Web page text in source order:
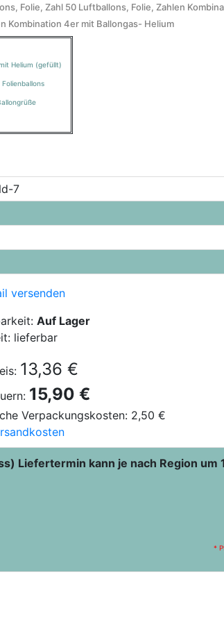
Folie, Zahl 50 Luftballons, Folie, Zahlen
Kombination 4er mit Ballongas- Helium
Helium (gefüllt)
7
versenden
Auf Lager
lieferbar
13,36 €
15,90 €
Verpackungskosten: 2,50 €
Liefertermin kann je nach Region um
*